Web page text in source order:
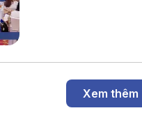
Xem thêm